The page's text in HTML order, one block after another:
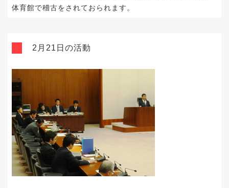
体育館で稽古をされておられます。
2月21日の活動